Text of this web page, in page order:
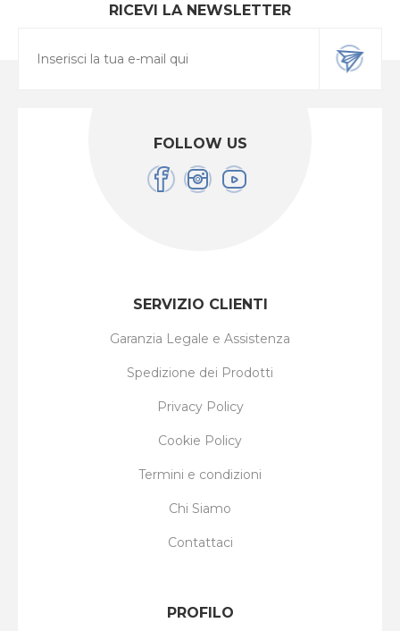
RICEVI LA NEWSLETTER
FOLLOW US
SERVIZIO CLIENTI
Garanzia Legale e Assistenza
Spedizione dei Prodotti
Privacy Policy
Cookie Policy
Termini e condizioni
Chi Siamo
Contattaci
PROFILO